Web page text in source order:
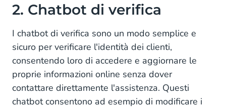
2. Chatbot di verifica
I chatbot di verifica sono un modo semplice e
sicuro per verificare l'identità dei clienti,
consentendo loro di accedere e aggiornare le
proprie informazioni online senza dover
contattare direttamente l'assistenza. Questi
chatbot consentono ad esempio di modificare i